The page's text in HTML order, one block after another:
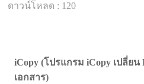
ดาวน์โหลด : 120
iCopy (โปรแกรม iCopy เปลี่ยน
เอกสาร)